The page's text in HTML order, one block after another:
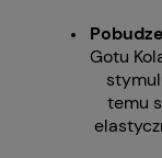
Gotu
temu